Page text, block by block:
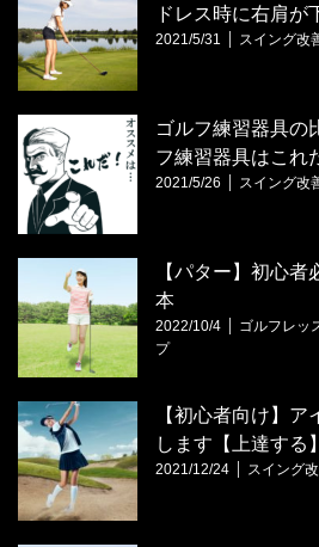
ドレス時に右肩
2021/5/31 スイング改
ゴルフ練習器具の
フ練習器具はこれ
2021/5/26 スイング改
【パター】初心
本
2022/10/4 ゴルフレッ
プ
【初心者向け】
します【上達する】
2021/12/24 スイング